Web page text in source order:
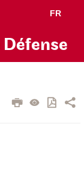
FR
Défense